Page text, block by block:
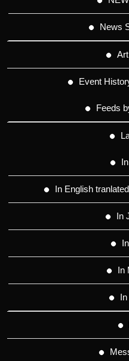
News
Event
Feeds
In English
In
In